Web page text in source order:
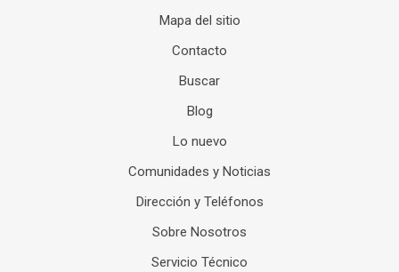
Mapa del sitio
Contacto
Buscar
Blog
Lo nuevo
Comunidades y Noticias
Dirección y Teléfonos
Sobre Nosotros
Servicio Técnico